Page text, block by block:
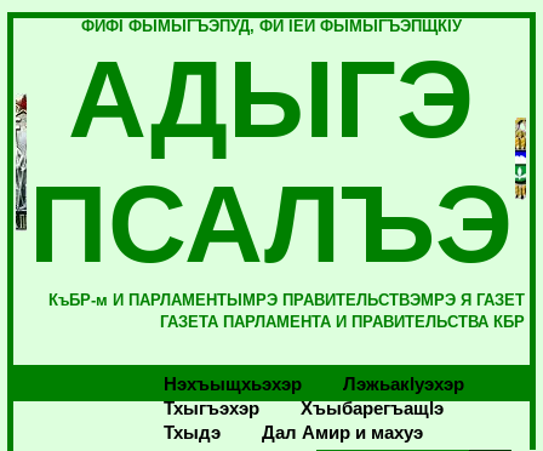
ФИФI ФЫМЫГЪЭПУД, ФИ IЕЙ ФЫМЫГЪЭПЩКIУ
АДЫГЭ
ПСАЛЪЭ
КъБР-м И ПАРЛАМЕНТЫМРЭ ПРАВИТЕЛЬСТВЭМРЭ Я ГАЗЕТ
ГАЗЕТА ПАРЛАМЕНТА И ПРАВИТЕЛЬСТВА КБР
Нэхъыщхьэхэр
Лэжьакlуэхэр
Тхыгъэхэр
Хъыбарегъащlэ
Тхыдэ
Дал Амир и махуэ